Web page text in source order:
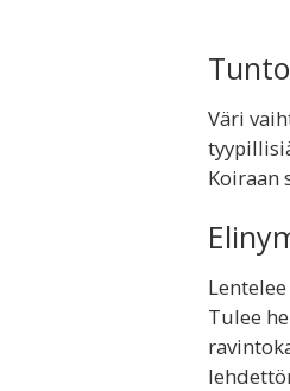
Väri
Koiraan
Tulee